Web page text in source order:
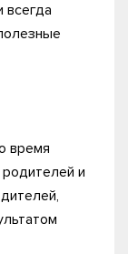
всегда
время
и